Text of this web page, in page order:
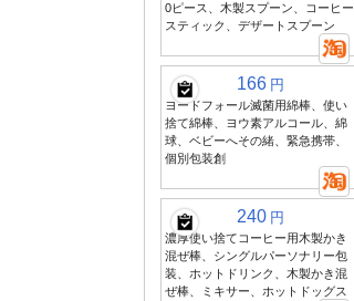
0ピース、木製スプーン、コーヒー
スティック、デザートスプーン
166 円
ヨードフォール滅菌用綿棒、使い
捨て綿棒、ヨウ素アルコール、綿
球、ベビーへその緒、緊急携帯、
個別包装創
240 円
濃厚使い捨てコーヒー用木製かき
混ぜ棒、シングルパーソナリー包
装、ホットドリンク、木製かき混
ぜ棒、ミキサー、ホットドッグス